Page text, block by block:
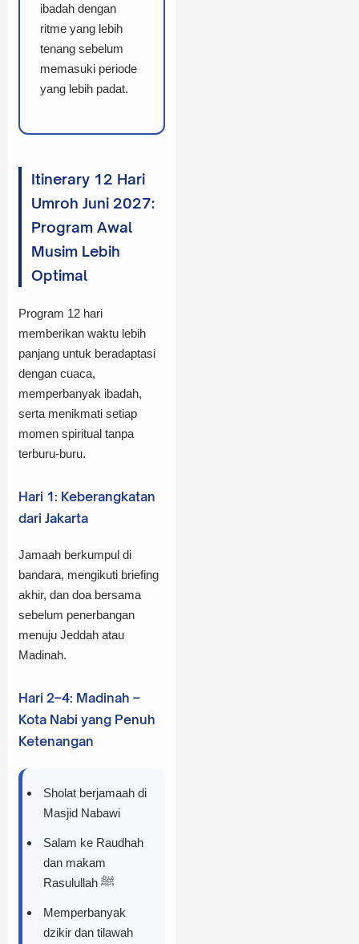
ibadah dengan
ritme yang lebih
tenang sebelum
memasuki periode
yang lebih padat.
Itinerary 12 Hari
Umroh Juni 2027:
Program Awal
Musim Lebih
Optimal
Program 12 hari
memberikan waktu lebih
panjang untuk beradaptasi
dengan cuaca,
memperbanyak ibadah,
serta menikmati setiap
momen spiritual tanpa
terburu-buru.
Hari 1: Keberangkatan
dari Jakarta
Jamaah berkumpul di
bandara, mengikuti briefing
akhir, dan doa bersama
sebelum penerbangan
menuju Jeddah atau
Madinah.
Hari 2–4: Madinah –
Kota Nabi yang Penuh
Ketenangan
Sholat berjamaah di
Masjid Nabawi
Salam ke Raudhah
dan makam
Rasulullah ﷺ
Memperbanyak
dzikir dan tilawah